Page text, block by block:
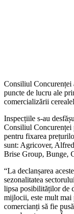
Consiliul Concurenței
puncte de lucru ale
comercializării
Inspecțiile s-au
Consiliul Concurenței
pentru fixarea
sunt: Agricover,
Brise Group, Bunge,
“La declanșarea
sezonalitatea
lipsa posibilităților de
mijlocii, este mult mai
comercianți să fie